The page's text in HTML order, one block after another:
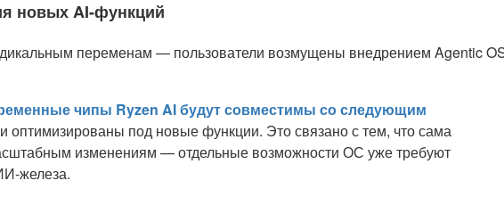
новых AI-функций
чипы Ryzen AI будут совместимы со следующим
и оптимизированы под новые функции. Это связано с тем, что сама
изменениям — отдельные возможности ОС уже требуют
железа.